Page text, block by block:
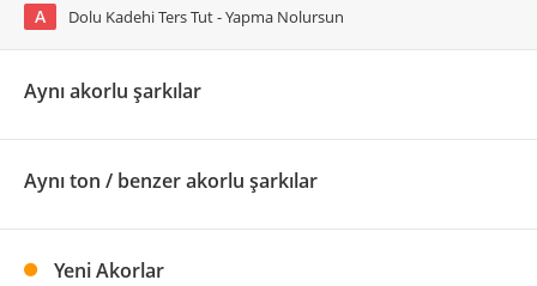
A Dolu Kadehi Ters Tut - Yapma Nolursun
Aynı akorlu şarkılar
Aynı ton / benzer akorlu şarkılar
Yeni Akorlar